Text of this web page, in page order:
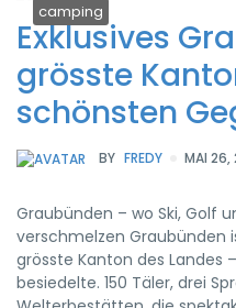
camping
Exklusives
grösste
schönsten
BY FREDY MAI 26,
Graubünden – wo Ski, Golf
verschmelzen Graubünden
grösste Kanton des Landes
besiedelte. 150 Täler, drei